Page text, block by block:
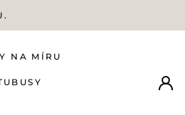
NA MÍRU
NA MÍRU